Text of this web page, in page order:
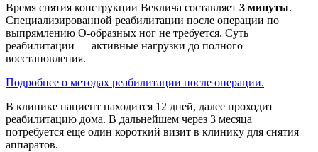
Время снятия конструкции Веклича составляет 3 минуты.
Специализированной реабилитации после операции по
выпрямлению О-образных ног не требуется. Суть
реабилитации — активные нагрузки до полного
восстановления.
Подробнее о методах реабилитации после операции.
В клинике пациент находится 12 дней, далее проходит
реабилитацию дома. В дальнейшем через 3 месяца
потребуется еще один короткий визит в клинику для снятия
аппаратов.